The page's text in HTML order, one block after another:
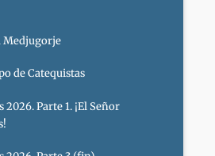
Medjugorje
de Catequistas
Parte 1. ¡El Señor